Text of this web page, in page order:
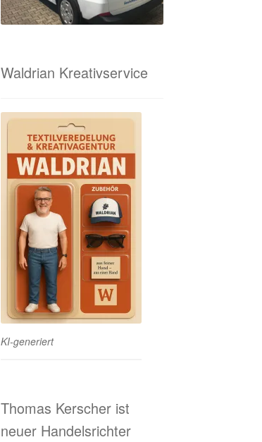
Waldrian Kreativservice
KI-generiert
Thomas Kerscher ist
neuer Handelsrichter